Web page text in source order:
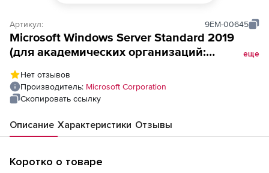
Артикул: 9EM-00645
Microsoft Windows Server Standard 2019
(для академических организаций:
16License NL AcademicEdition CoreLic
еще
Нет отзывов
Производитель: Microsoft Corporation
Скопировать ссылку
Описание Характеристики Отзывы
Коротко о товаре